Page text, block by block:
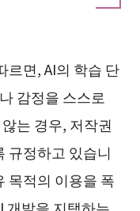
르면, AI의 학습 단
감정을 스스로
는 경우, 저작권
규정하고 있습니
목적의 이용을 폭